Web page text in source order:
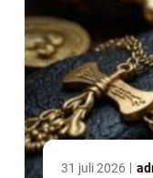
31 juli 2026